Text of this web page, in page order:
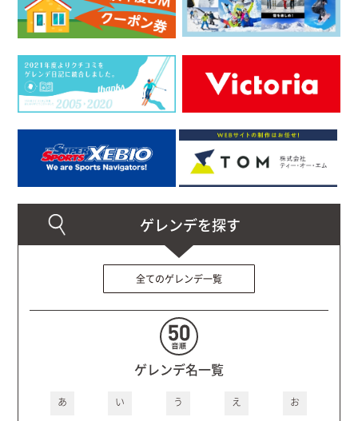
全てのゲレンデ一覧
ゲレンデ名一覧
あ い う え お